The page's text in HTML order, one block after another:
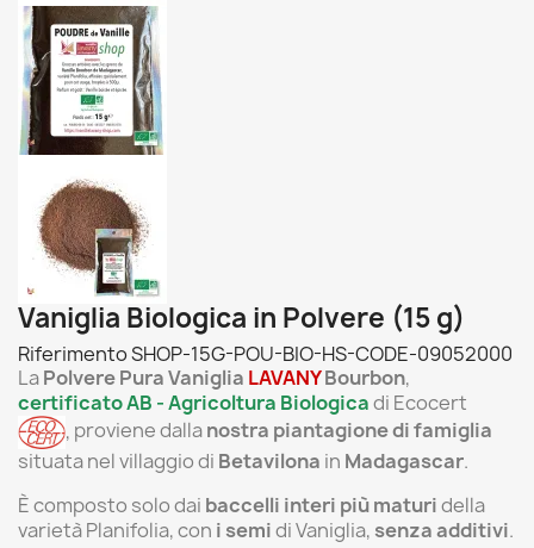
Vaniglia Biologica in Polvere (15 g)
RiferimentoSHOP-15G-POU-BIO-HS-CODE-09052000
LaPolvere Pura Vaniglia LAVANYBourbon,
certificato AB - Agricoltura Biologicadi Ecocert
, proviene dallanostra piantagione di famiglia
situata nel villaggio di Betavilona in Madagascar.
È composto solo dai baccelli interi più maturidella
varietà Planifolia, con i semidi Vaniglia, senza additivi.